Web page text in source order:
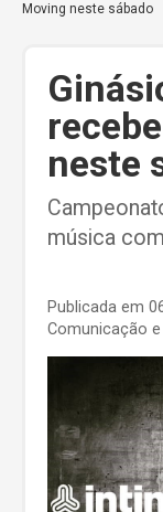
Moving neste sábado
neste
música
Publicada em
Comunicação